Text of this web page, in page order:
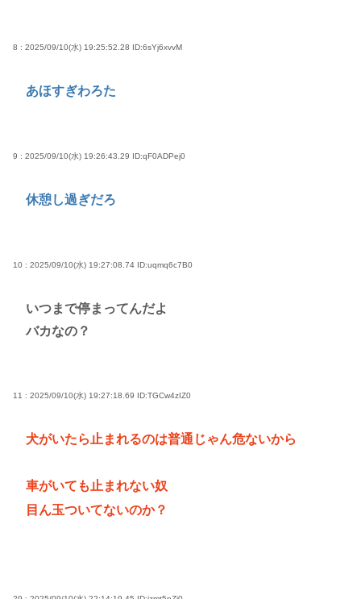
8 : 2025/09/10(水) 19:25:52.28 ID:6sYj6xvvM
あほすぎわろた
9 : 2025/09/10(水) 19:26:43.29 ID:qF0ADPej0
休憩し過ぎだろ
10 : 2025/09/10(水) 19:27:08.74 ID:uqmq6c7B0
いつまで停まってんだよ
バカなの？
11 : 2025/09/10(水) 19:27:18.69 ID:TGCw4zIZ0
犬がいたら止まれるのは普通じゃん危ないから
車がいても止まれない奴
目ん玉ついてないのか？